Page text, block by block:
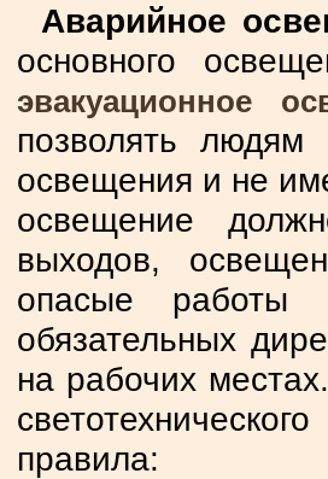
Аварийное
основного
эвакуационное
позволять людям
освещения и не
освещение
выходов,
опасые работы
обязательных
на рабочих
правила: